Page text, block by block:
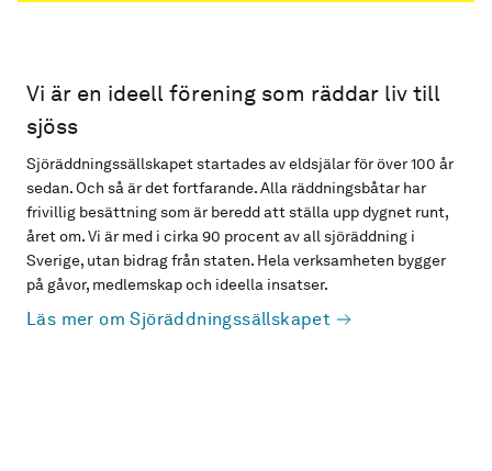
Vi är en ideell förening som räddar liv till
sjöss
Sjöräddningssällskapet startades av eldsjälar för över 100 år
sedan. Och så är det fortfarande. Alla räddningsbåtar har
frivillig besättning som är beredd att ställa upp dygnet runt,
året om. Vi är med i cirka 90 procent av all sjöräddning i
Sverige, utan bidrag från staten. Hela verksamheten bygger
på gåvor, medlemskap och ideella insatser.
Läs mer om Sjöräddningssällskapet